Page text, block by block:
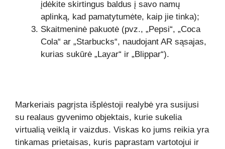
įdėkite skirtingus baldus į savo namų
aplinką, kad pamatytumėte, kaip jie tinka);
Skaitmeninė pakuotė (pvz., „Pepsi“, „Coca
Cola“ ar „Starbucks“, naudojant AR sąsajas,
kurias sukūrė „Layar“ ir „Blippar“).
Markeriais pagrįsta išplėstoji realybė yra susijusi
su realaus gyvenimo objektais, kurie sukelia
virtualią veiklą ir vaizdus. Viskas ko jums reikia yra
tinkamas prietaisas, kuris paprastam vartotojui ir